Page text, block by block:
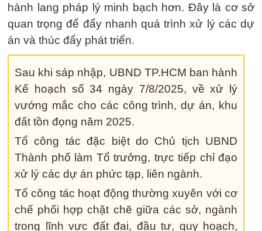
hành lang pháp lý minh bạch hơn. Đây là cơ sở
quan trọng để đẩy nhanh quá trình xử lý các dự
án và thúc đẩy phát triển.
Sau khi sáp nhập, UBND TP.HCM ban hành
Kế hoạch số 34 ngày 7/8/2025, về xử lý
vướng mắc cho các công trình, dự án, khu
đất tồn đọng năm 2025.
Tổ công tác đặc biệt do Chủ tịch UBND
Thành phố làm Tổ trưởng, trực tiếp chỉ đạo
xử lý các dự án phức tạp, liên ngành.
Tổ công tác hoạt động thường xuyên với cơ
chế phối hợp chặt chẽ giữa các sở, ngành
trong lĩnh vực đất đai, đầu tư, quy hoạch,